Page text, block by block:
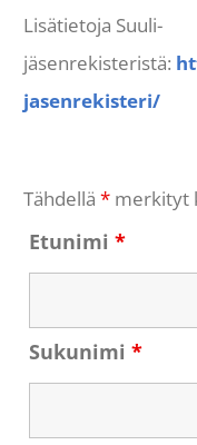
Lisätietoja Suuli-
jäsenrekisteristä:
jasenrekisteri/
Tähdellä* merkityt
Etunimi*
Sukunimi*